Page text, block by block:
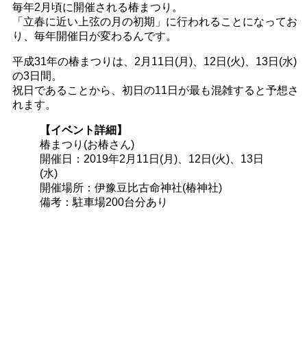
毎年2月頃に開催される椿まつり。
「立春に近い上弦の月の初期」に行われることになってお
り、毎年開催日が変わるんです。
平成31年の椿まつりは、2月11日(月)、12日(火)、13日(水)
の3日間。
祝日であることから、初日の11日が最も混雑すると予想さ
れます。
【イベント詳細】
椿まつり(お椿さん)
開催日：2019年2月11日(月)、12日(火)、13日
(水)
開催場所：伊豫豆比古命神社(椿神社)
備考：駐車場200台分あり